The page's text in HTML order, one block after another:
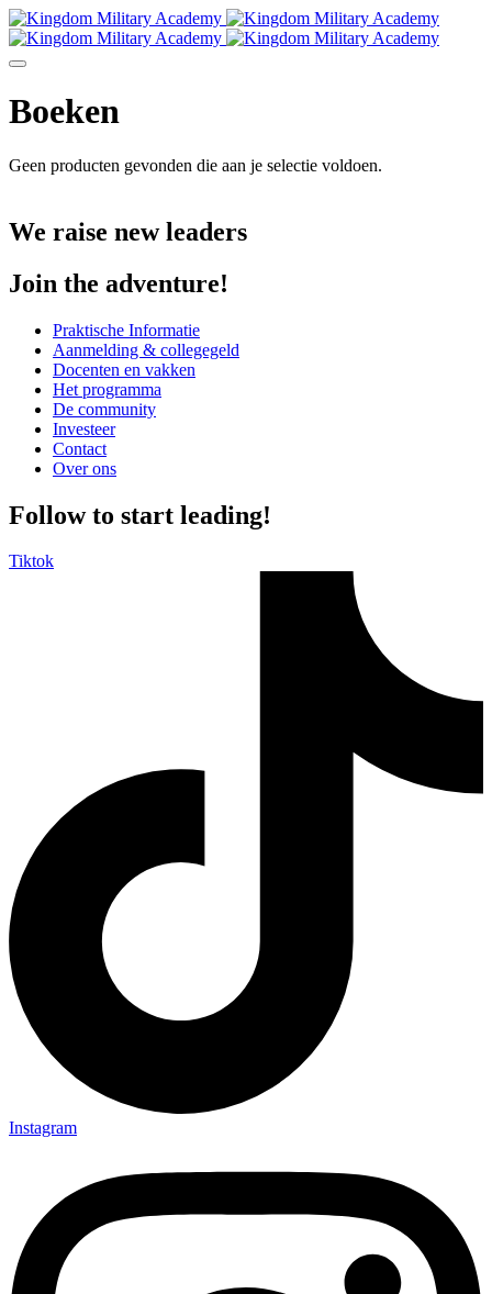
Boeken
Geen producten gevonden die aan je selectie voldoen.
We raise new leaders
Join the adventure!
Praktische Informatie
Aanmelding & collegegeld
Docenten en vakken
Het programma
De community
Investeer
Contact
Over ons
Follow to start leading!
Tiktok
Instagram